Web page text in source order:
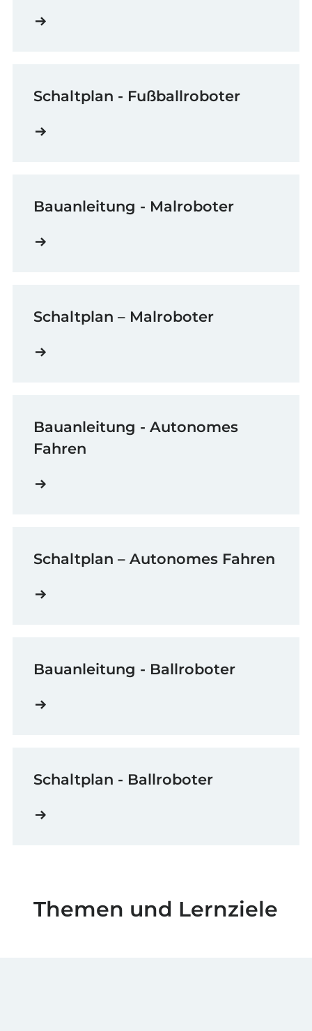
Schaltplan - Fußballroboter
Bauanleitung - Malroboter
Schaltplan – Malroboter
Bauanleitung - Autonomes
Fahren
Schaltplan – Autonomes Fahren
Bauanleitung - Ballroboter
Schaltplan - Ballroboter
Themen und Lernziele